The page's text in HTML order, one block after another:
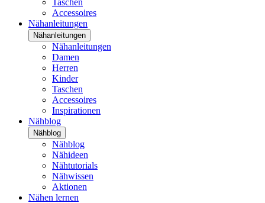
Taschen
Accessoires
Nähanleitungen
Nähanleitungen
Nähanleitungen
Damen
Herren
Kinder
Taschen
Accessoires
Inspirationen
Nähblog
Nähblog
Nähblog
Nähideen
Nähtutorials
Nähwissen
Aktionen
Nähen lernen